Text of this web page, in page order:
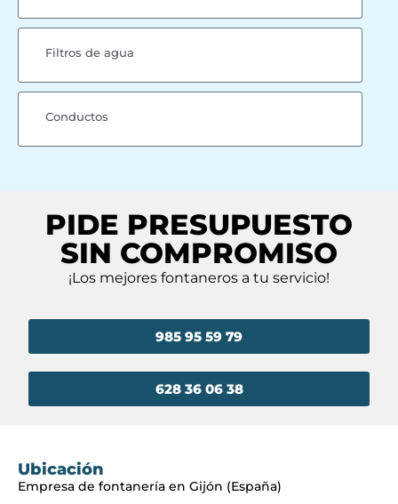
Filtros de agua
Conductos
PIDE PRESUPUESTO
SIN COMPROMISO
¡Los mejores fontaneros a tu servicio!
628 36 06 38
985 95 59 79
Ubicación
Empresa de fontanería en Gijón (España)